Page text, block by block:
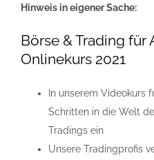
Hinweis in eigener Sache:
Börse & Trading für
Onlinekurs 2021
In unserem Videokurs
Schritten in die Welt
Tradings ein
Unsere Tradingprofis